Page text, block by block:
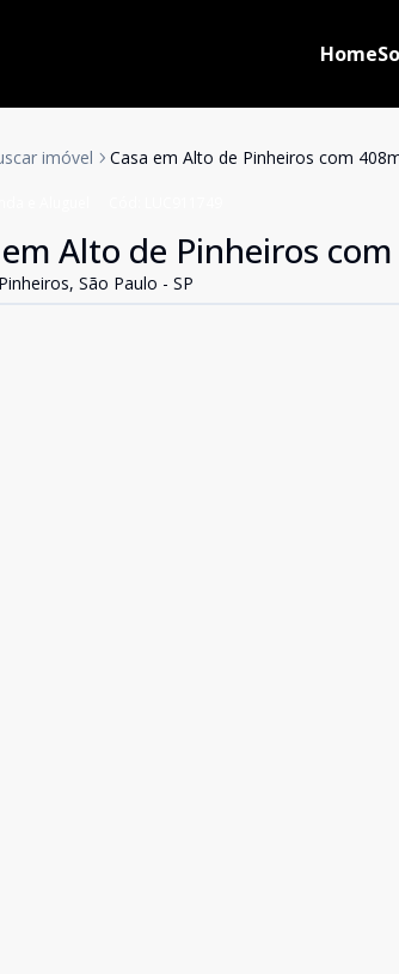
Home
imóvel Casa em Alto de Pinheiros com
Alto de Pinheiros com
São Paulo - SP